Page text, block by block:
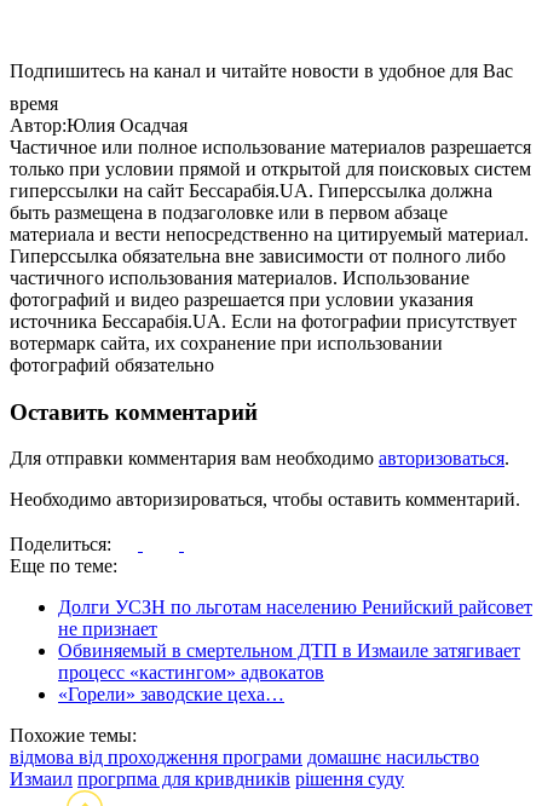
Подпишитесь на канал и читайте новости в удобное для Вас
время
Автор:Юлия Осадчая
Частичное или полное использование материалов разрешается
только при условии прямой и открытой для поисковых систем
гиперссылки на сайт Бессарабія.UA. Гиперссылка должна
быть размещена в подзаголовке или в первом абзаце
материала и вести непосредственно на цитируемый материал.
Гиперссылка обязательна вне зависимости от полного либо
частичного использования материалов. Использование
фотографий и видео разрешается при условии указания
источника Бессарабія.UA. Если на фотографии присутствует
вотермарк сайта, их сохранение при использовании
фотографий обязательно
Оставить комментарий
Для отправки комментария вам необходимо авторизоваться.
Необходимо авторизироваться, чтобы оставить комментарий.
Поделиться:
Еще по теме:
Долги УСЗН по льготам населению Ренийский райсовет
не признает
Обвиняемый в смертельном ДТП в Измаиле затягивает
процесс «кастингом» адвокатов
«Горели» заводские цеха…
Похожие темы:
відмова від проходження програми домашнє насильство
Измаил прогрпма для кривдників рішення суду